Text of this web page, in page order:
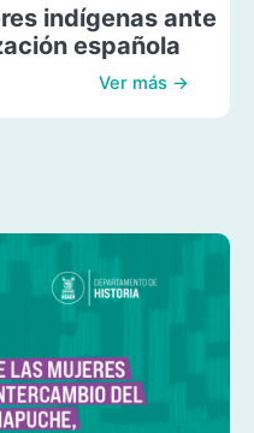
indígenas ante
española
Ver más →